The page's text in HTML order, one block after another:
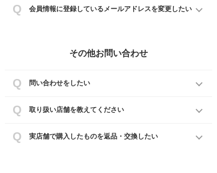
会員情報に登録しているメールアドレスを変更したい
その他お問い合わせ
問い合わせをしたい
取り扱い店舗を教えてください
実店舗で購入したものを返品・交換したい